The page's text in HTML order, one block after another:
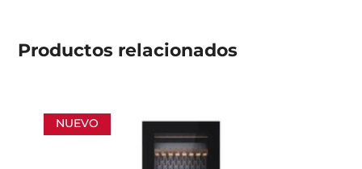
Productos relacionados
NUEVO